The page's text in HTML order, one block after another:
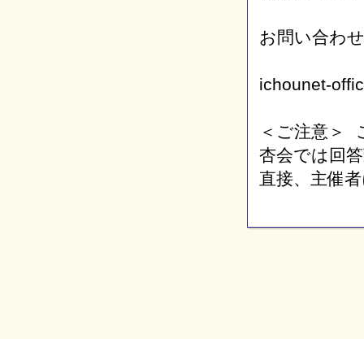
お問い合わ
ichounet-
＜ご注意＞
杏会では回
直接、主催